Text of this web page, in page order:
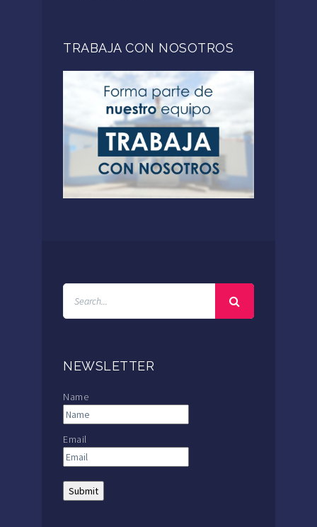
TRABAJA CON NOSOTROS
NEWSLETTER
Name
Email